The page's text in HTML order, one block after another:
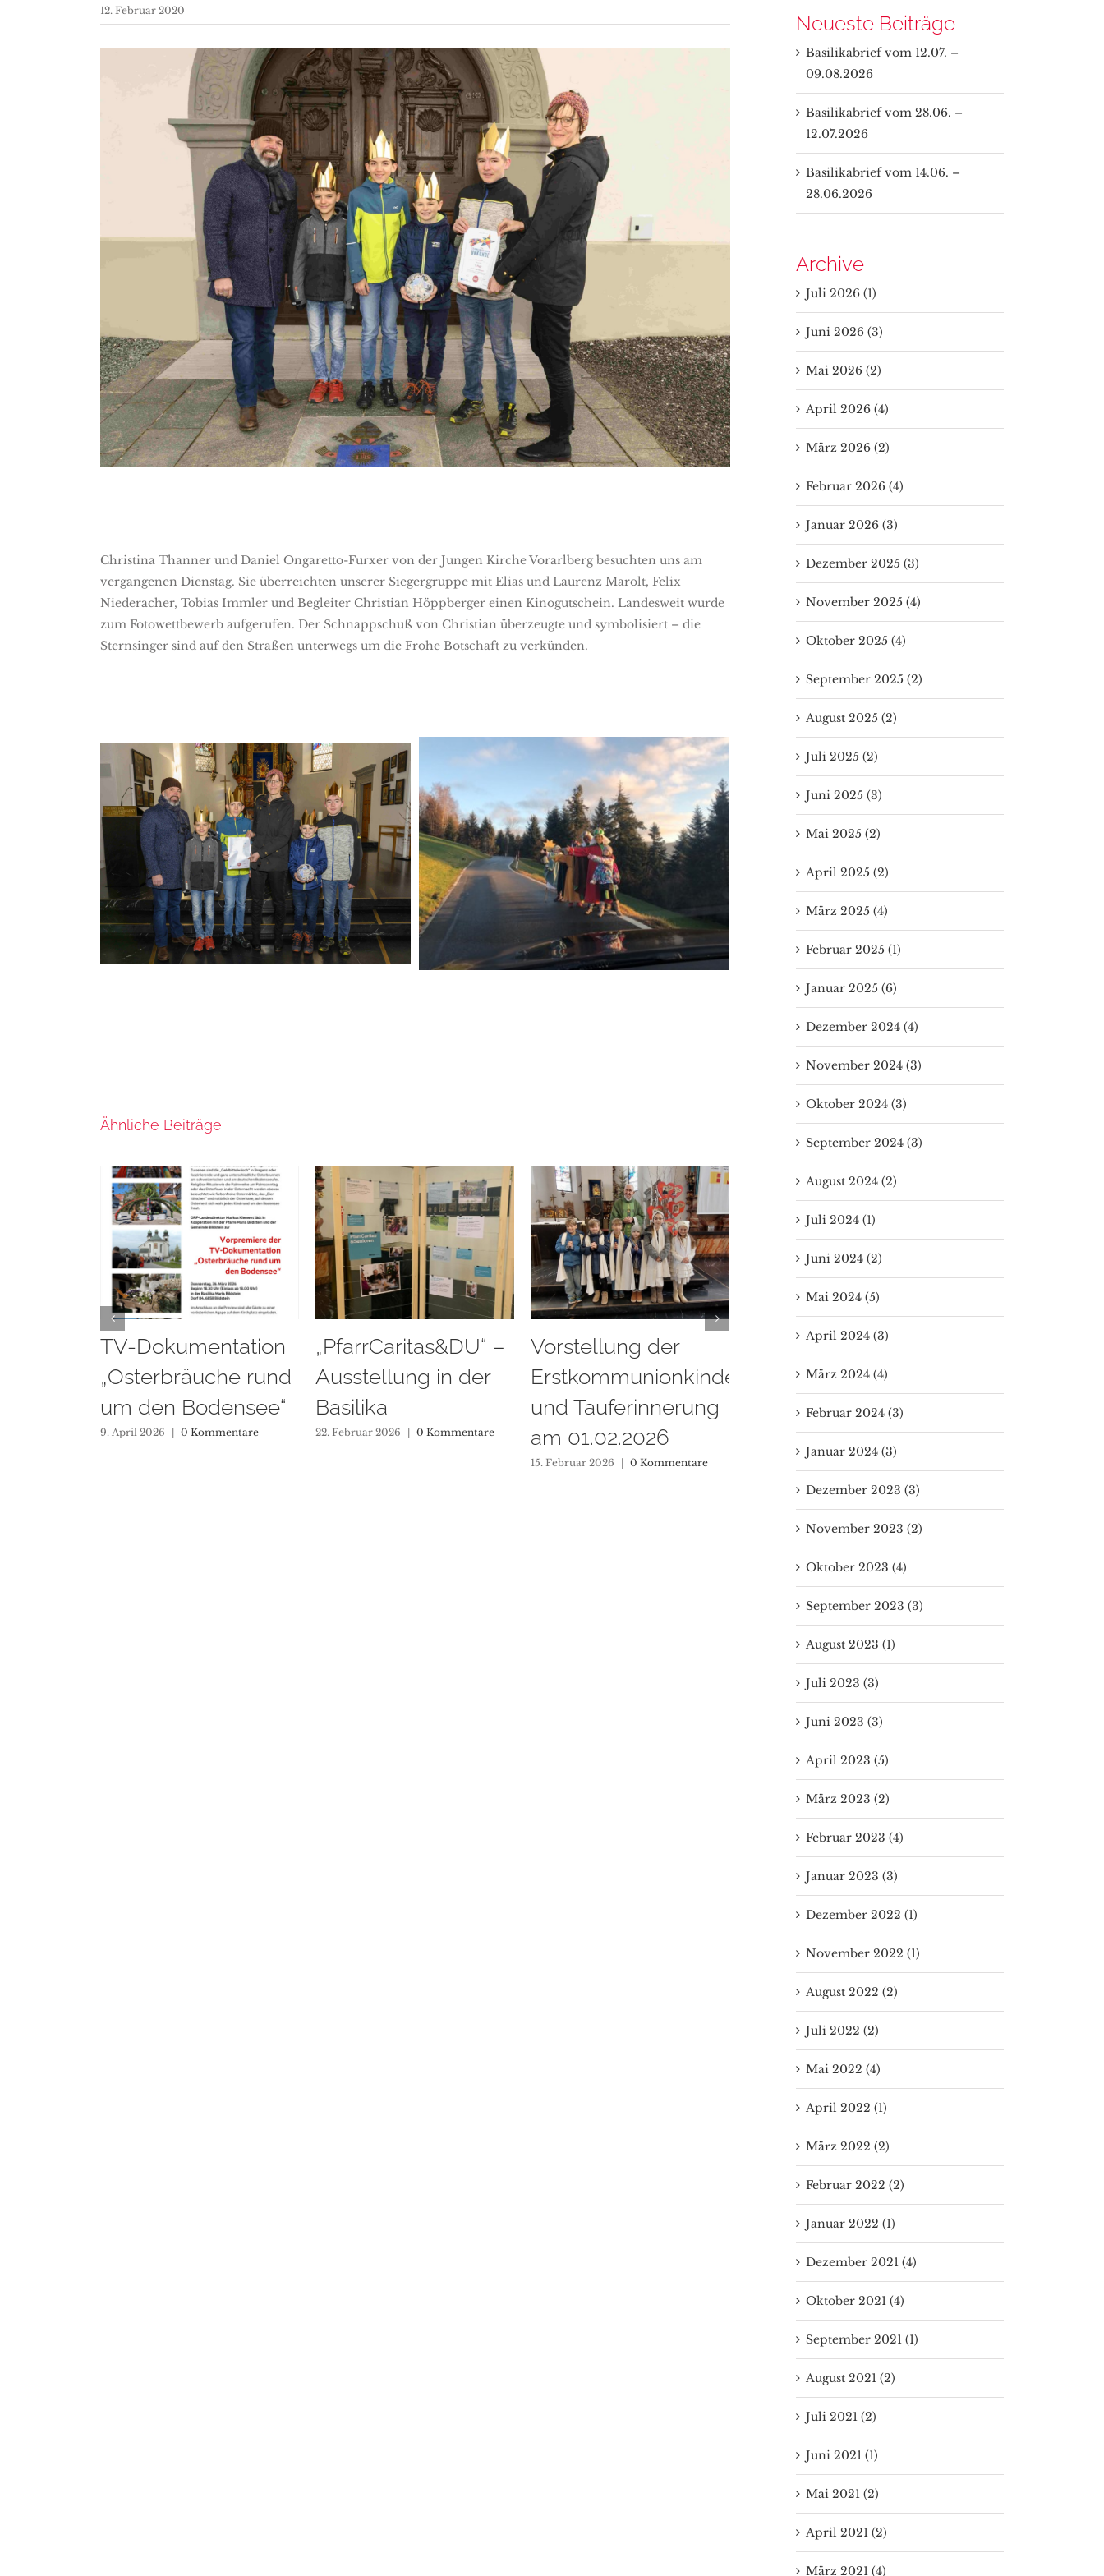
12. Februar 2020
Christina Thanner und Daniel Ongaretto-Furxer von der Jungen Kirche Vorarlberg besuchten uns am
vergangenen Dienstag. Sie überreichten unserer Siegergruppe mit Elias und Laurenz Marolt, Felix
Niederacher, Tobias Immler und Begleiter Christian Höppberger einen Kinogutschein. Landesweit wurde
zum Fotowettbewerb aufgerufen. Der Schnappschuß von Christian überzeugte und symbolisiert – die
Sternsinger sind auf den Straßen unterwegs um die Frohe Botschaft zu verkünden.
Ähnliche Beiträge
„PfarrCaritas&DU“ –
Ausstellung in der
Basilika
22. Februar 2026 | 0 Kommentare
Vorstellung der
Erstkommunionkinder
und Tauferinnerung
am 01.02.2026
Sternsinger
unterwegs 2026
11. Januar 2026 | 0 Kommentare
Erstkommunion
vom 19.04.2026
9. April 2026
Neueste Beiträge
Basilikabrief vom 12.07. –
09.08.2026
Basilikabrief vom 28.06. –
12.07.2026
Basilikabrief vom 14.06. –
28.06.2026
Archive
Juli 2026 (1)
Juni 2026 (3)
Mai 2026 (2)
April 2026 (4)
März 2026 (2)
Februar 2026 (4)
Januar 2026 (3)
Dezember 2025 (3)
November 2025 (4)
Oktober 2025 (4)
September 2025 (2)
August 2025 (2)
Juli 2025 (2)
Juni 2025 (3)
Mai 2025 (2)
April 2025 (2)
März 2025 (4)
Februar 2025 (1)
Januar 2025 (6)
Dezember 2024 (4)
November 2024 (3)
Oktober 2024 (3)
September 2024 (3)
August 2024 (2)
Juli 2024 (1)
Juni 2024 (2)
Mai 2024 (5)
April 2024 (3)
März 2024 (4)
Februar 2024 (3)
Januar 2024 (3)
Dezember 2023 (3)
November 2023 (2)
Oktober 2023 (4)
September 2023 (3)
August 2023 (1)
Juli 2023 (3)
Juni 2023 (3)
April 2023 (5)
März 2023 (2)
Februar 2023 (4)
Januar 2023 (3)
Dezember 2022 (1)
November 2022 (1)
August 2022 (2)
Juli 2022 (2)
Mai 2022 (4)
April 2022 (1)
März 2022 (2)
Februar 2022 (2)
Januar 2022 (1)
Dezember 2021 (4)
Oktober 2021 (4)
September 2021 (1)
August 2021 (2)
Juli 2021 (2)
Juni 2021 (1)
Mai 2021 (2)
April 2021 (2)
März 2021 (4)